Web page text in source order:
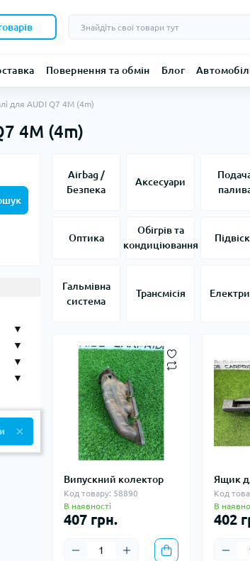
Повернення та обмін Блог
для AUDI Q7 4M (4m)
4M (4m)
Airbag /
Безпека
Аксесуари
Оптика
Обігрів та
кондиціювання
Гальмівна
система
Трансмісія
Випускний колектор
Код товару: 58890
В наявності
407 грн.
Ящик
Код
В
402